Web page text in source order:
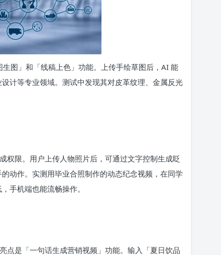
图」和「线稿上色」功能。上传手绘草图后，AI 能
计等专业领域。测试中发现其对皮革纹理、金属反光
权限。用户上传人物照片后，可通过文字控制生成眨
动作。实测用毕业合照制作的动态纪念视频，在同学
手机端也能流畅操作。
点是「一句话生成营销视频」功能。输入「夏日饮品